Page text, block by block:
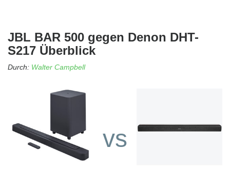
JBL BAR 500 gegen Denon DHT-
S217 Überblick
Durch: Walter Campbell
vs